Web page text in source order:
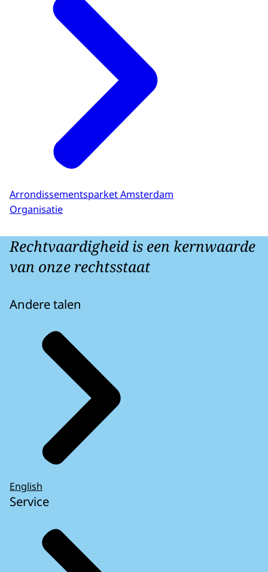
Arrondissementsparket Amsterdam
Organisatie
Rechtvaardigheid is een kernwaarde
van onze rechtsstaat
Andere talen
English
Service